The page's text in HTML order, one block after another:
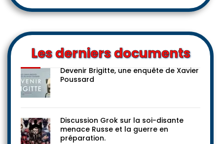
Les derniers documents
Devenir Brigitte, une enquête de Xavier
Poussard
Discussion Grok sur la soi-disante
menace Russe et la guerre en
préparation.